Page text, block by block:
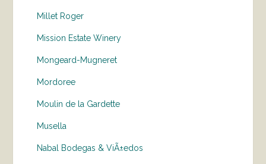
Millet Roger
Mission Estate Winery
Mongeard-Mugneret
Mordoree
Moulin de la Gardette
Musella
Nabal Bodegas & ViÃ±edos